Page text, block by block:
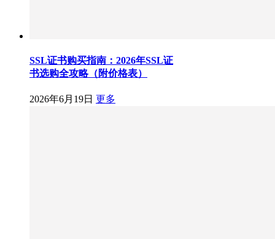
SSL证书购买指南：2026年SSL证
书选购全攻略（附价格表）
2026年6月19日 更多